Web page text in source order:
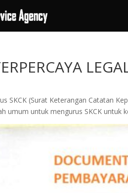
SKCK (Surat Keterangan Catatan
umum untuk mengurus SKCK untuk